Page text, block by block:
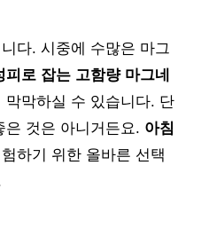
다. 시중에 수많은 마그
피로 잡는 고함량 마그네
막막하실 수 있습니다. 단
은 것은 아니거든요. 아침
하기 위한 올바른 선택